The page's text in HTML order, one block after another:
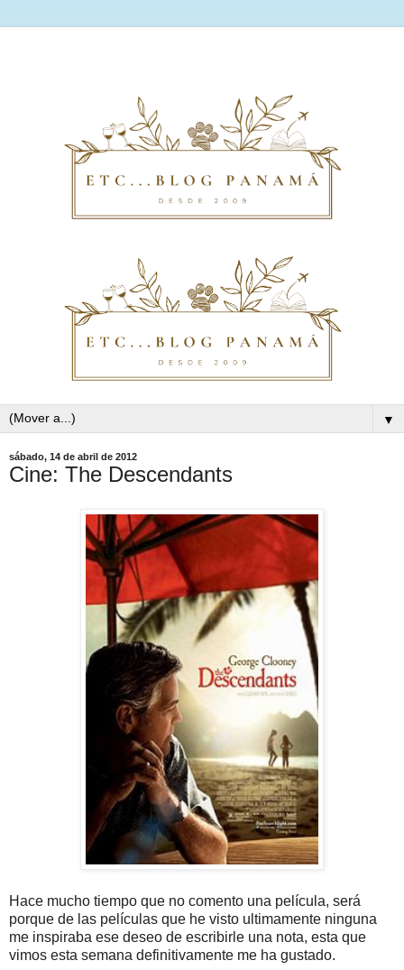
▼
sábado, 14 de abril de 2012
Cine: The Descendants
Hace mucho tiempo que no comento una película, será
porque de las películas que he visto ultimamente ninguna
me inspiraba ese deseo de escribirle una nota, esta que
vimos esta semana definitivamente me ha gustado.